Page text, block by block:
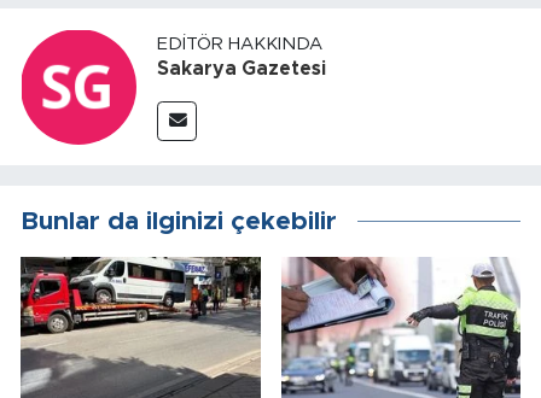
EDITÖR HAKKINDA
Sakarya Gazetesi
Bunlar da ilginizi çekebilir